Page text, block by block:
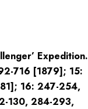
Expedition.
716 [1879]; 15:
16: 247-254,
130, 284-293,